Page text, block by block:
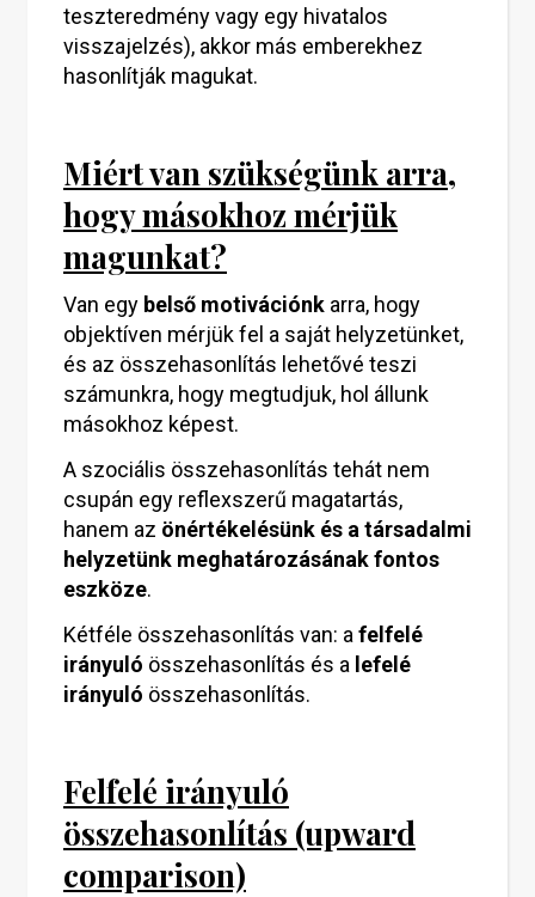
teszteredmény vagy egy hivatalos
visszajelzés), akkor más emberekhez
hasonlítják magukat.
Miért van szükségünk arra,
hogy másokhoz mérjük
magunkat?
Van egy belső motivációnk arra, hogy
objektíven mérjük fel a saját helyzetünket,
és az összehasonlítás lehetővé teszi
számunkra, hogy megtudjuk, hol állunk
másokhoz képest.
A szociális összehasonlítás tehát nem
csupán egy reflexszerű magatartás,
hanem az önértékelésünk és a társadalmi
helyzetünk meghatározásának fontos
eszköze.
Kétféle összehasonlítás van: a felfelé
irányuló összehasonlítás és a lefelé
irányuló összehasonlítás.
Felfelé irányuló
összehasonlítás (upward
comparison)